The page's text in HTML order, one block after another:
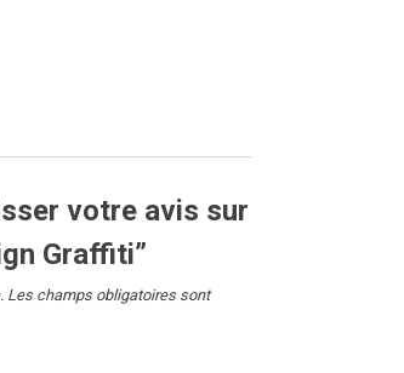
votre avis sur
Graffiti”
Les champs obligatoires sont